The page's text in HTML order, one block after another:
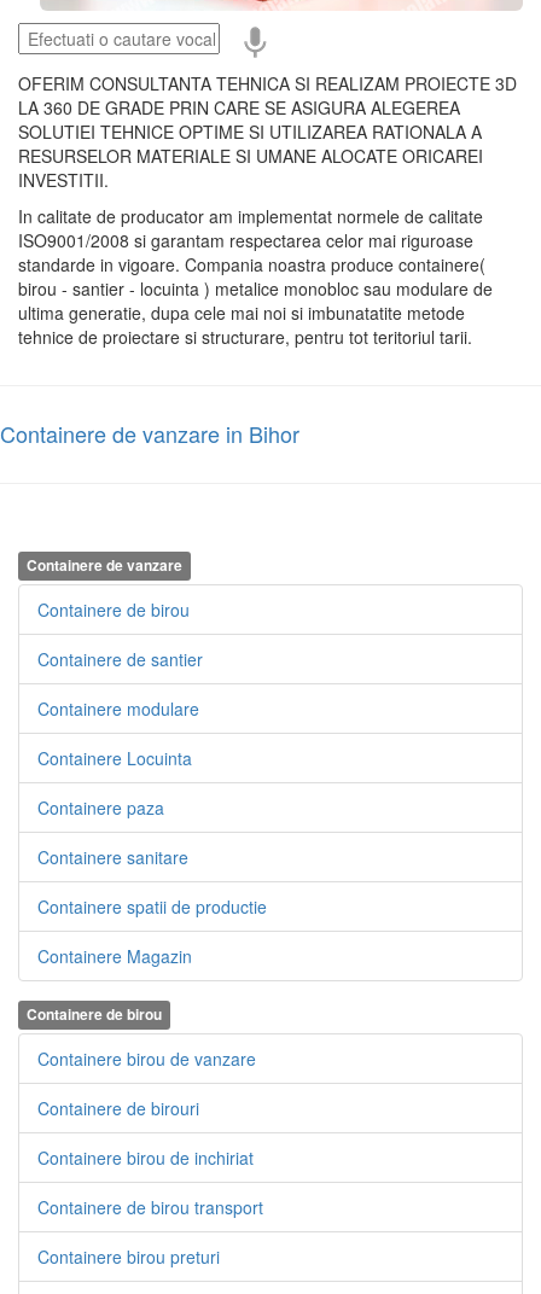
OFERIM CONSULTANTA TEHNICA SI REALIZAM PROIECTE 3D
LA 360 DE GRADE PRIN CARE SE ASIGURA ALEGEREA
SOLUTIEI TEHNICE OPTIME SI UTILIZAREA RATIONALA A
RESURSELOR MATERIALE SI UMANE ALOCATE ORICAREI
INVESTITII.
In calitate de producator am implementat normele de calitate
ISO9001/2008 si garantam respectarea celor mai riguroase
standarde in vigoare. Compania noastra produce containere(
birou - santier - locuinta ) metalice monobloc sau modulare de
ultima generatie, dupa cele mai noi si imbunatatite metode
tehnice de proiectare si structurare, pentru tot teritoriul tarii.
Containere de vanzare in Bihor
Containere de vanzare
Containere de birou
Containere de santier
Containere modulare
Containere Locuinta
Containere paza
Containere sanitare
Containere spatii de productie
Containere Magazin
Containere de birou
Containere birou de vanzare
Containere de birouri
Containere birou de inchiriat
Containere de birou transport
Containere birou preturi